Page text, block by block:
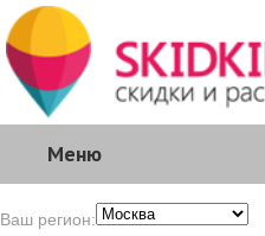
Меню
Ваш регион: